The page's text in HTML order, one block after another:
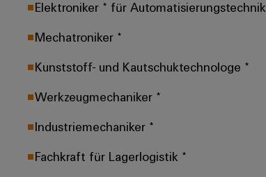
Elektroniker * für Automatisierungstechnik
Mechatroniker *
Kunststoff- und Kautschuktechnologe *
Werkzeugmechaniker *
Industriemechaniker *
Fachkraft für Lagerlogistik *